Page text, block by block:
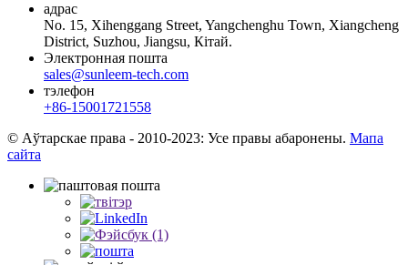
адрас
No. 15, Xihenggang Street, Yangchenghu Town, Xiangcheng
District, Suzhou, Jiangsu, Кітай.
Электронная пошта
sales@sunleem-tech.com
тэлефон
+86-15001721558
© Аўтарскае права - 2010-2023: Усе правы абаронены. Мапа
сайта